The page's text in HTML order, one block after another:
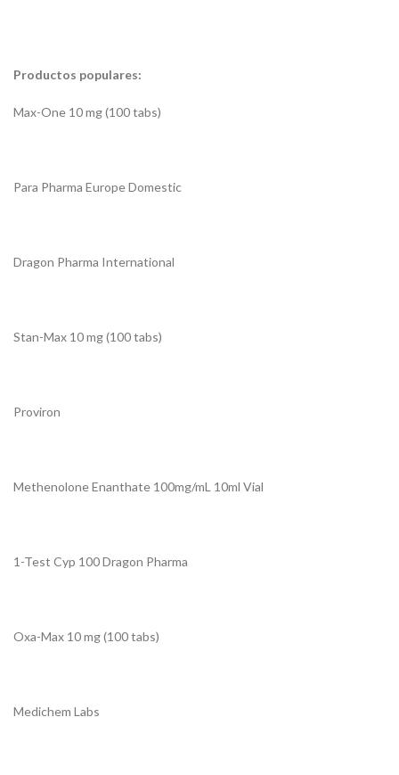
Productos populares:
Max-One 10 mg (100 tabs)
Para Pharma Europe Domestic
Dragon Pharma International
Stan-Max 10 mg (100 tabs)
Proviron
Methenolone Enanthate 100mg/mL 10ml Vial
1-Test Cyp 100 Dragon Pharma
Oxa-Max 10 mg (100 tabs)
Medichem Labs